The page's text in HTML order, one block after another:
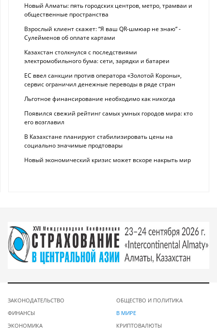
Новый Алматы: пять городских центров, метро, трамваи и
общественные пространства
Взрослый клиент скажет: “Я ваш QR-шмюар не знаю“ -
Сулейменов об оплате картами
Казахстан столкнулся с последствиями
электромобильного бума: сети, зарядки и батареи
ЕС ввел санкции против оператора «Золотой Короны»,
сервис ограничил денежные переводы в ряде стран
Льготное финансирование необходимо как никогда
Появился свежий рейтинг самых умных городов мира: кто
его возглавил
В Казахстане планируют стабилизировать цены на
социально значимые продтовары
Новый экономический кризис может вскоре накрыть мир
ЗАКОНОДАТЕЛЬСТВО
ФИНАНСЫ
ЭКОНОМИКА
ОБЩЕСТВО И ПОЛИТИКА
В МИРЕ
КРИПТОВАЛЮТЫ